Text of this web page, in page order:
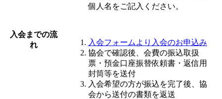
個人名をご記入ください。
入会までの流
れ
入会フォームより入会のお申込み
協会で確認後、会費の振込取扱
票・預金口座振替依頼書・返信用
封筒等を送付
入会希望の方が振込を完了後、協
会から送付の書類を返送